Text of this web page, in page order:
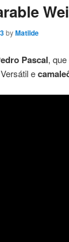
byMatilde
Pascal,
e